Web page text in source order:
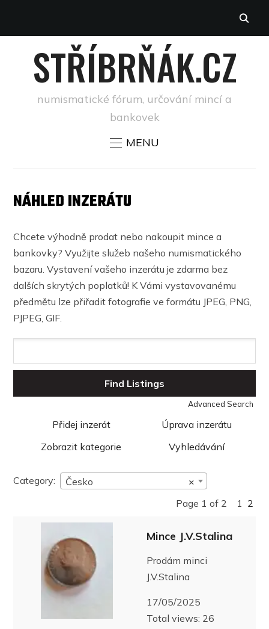
STŘÍBRŇÁK.CZ
numismatické fórum, určování mincí a
bankovek
MENU
NÁHLED INZERÁTU
Chcete výhodně prodat nebo nakoupit mince a
bankovky? Využijte služeb našeho numismatického
bazaru. Vystavení vašeho inzerátu je zdarma bez
dalších skrytých poplatků! K Vámi vystavovanému
předmětu lze přiřadit fotografie ve formátu JPEG, PNG,
PJPEG, GIF.
for:
Advanced Search
Přidej inzerát
Úprava inzerátu
Zobrazit kategorie
Vyhledávání
Category: ×
Česko
Page 1 of 2
1 2
Mince J.V.Stalina
Prodám minci
J.V.Stalina
17/05/2025
Total views: 26